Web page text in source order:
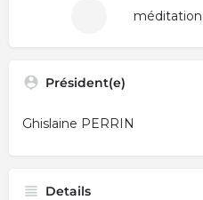
méditation
Président(e)
Ghislaine PERRIN
Details